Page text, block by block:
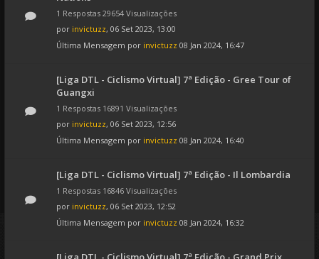
1 Respostas 29654 Visualizações
por invictuzz, 06 Set 2023, 13:00
Última Mensagem por invictuzz 08 Jan 2024, 16:47
[Liga DTL - Ciclismo Virtual] 7ª Edição - Gree Tour of
Guangxi
1 Respostas 16891 Visualizações
por invictuzz, 06 Set 2023, 12:56
Última Mensagem por invictuzz 08 Jan 2024, 16:40
[Liga DTL - Ciclismo Virtual] 7ª Edição - Il Lombardia
1 Respostas 16846 Visualizações
por invictuzz, 06 Set 2023, 12:52
Última Mensagem por invictuzz 08 Jan 2024, 16:32